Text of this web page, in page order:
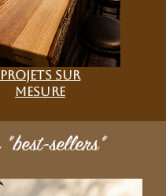
projets sur
mesure
"best-sellers"